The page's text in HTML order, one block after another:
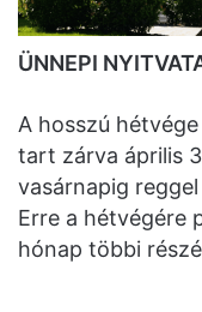
ÜNNEPI
A hosszú
tart zárva április
vasárnapig
Erre a hétvégére
hónap többi